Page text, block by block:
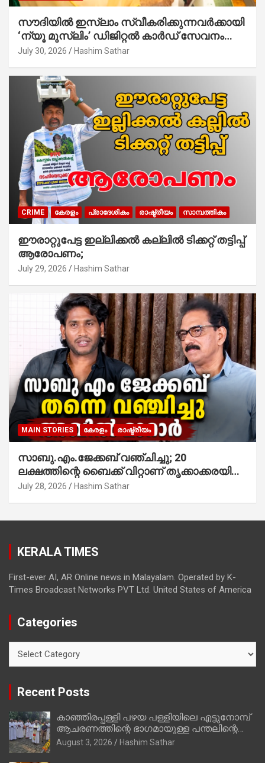
സൗദിയില്‍ ഇസ്‌ലാം സ്വീകരിക്കുന്നവര്‍ക്കായി
‘ന്യൂ മുസ്ലിം’ ഡിജിറ്റല്‍ കാര്‍ഡ് സേവനം
ആരംഭിച്ചു
July 30, 2026 Hashim Sathar
CRIME കേരളം പ്രാദേശികം രാഷ്ട്രീയം സാമ്പത്തികം
ഈരാറ്റുപേട്ട ഇല്ലിക്കൽ കല്ലിൽ ടിക്കറ്റ് തട്ടിപ്പ്
ആരോപണം;
July 29, 2026 Hashim Sathar
MAIN STORIES കേരളം രാഷ്ട്രീയം
സാബു.എം.ജേക്കബ് വഞ്ചിച്ചു; 20
ലക്ഷത്തിന്റെ ബൈക്ക് വിറ്റാണ് തൃക്കാക്കരയില്‍
മത്സരിച്ചത്! പ്രചാരണത്തിന് രണ്ടേ രണ്ടുപേര്‍
അഖില്‍ മാരാര്‍ ട്വന്റി 20 വിട്ടു
July 28, 2026 Hashim Sathar
KERALA TIMES
First-ever AI, AR Online news in Malayalam. Operated by K-
Times Broadcast Networks PVT Ltd. United States of America
Categories
Recent Posts
കാഞ്ഞിരപ്പള്ളി പഴയ പള്ളിയിലെ എട്ടുനോമ്പ്
ആചരണത്തിന്റെ ഭാഗമായുള്ള പന്തലിന്റെ
കാൽനാട്ട് കർമ്മം ആർച്ച് പ്രീസ്റ്റ് വെരി.
റവ.ഫാ. കുര്യൻ താമരശ്ശേരി നിർവഹിക്കുന്നു.
August 3, 2026 Hashim Sathar